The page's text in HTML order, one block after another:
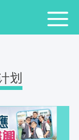
划